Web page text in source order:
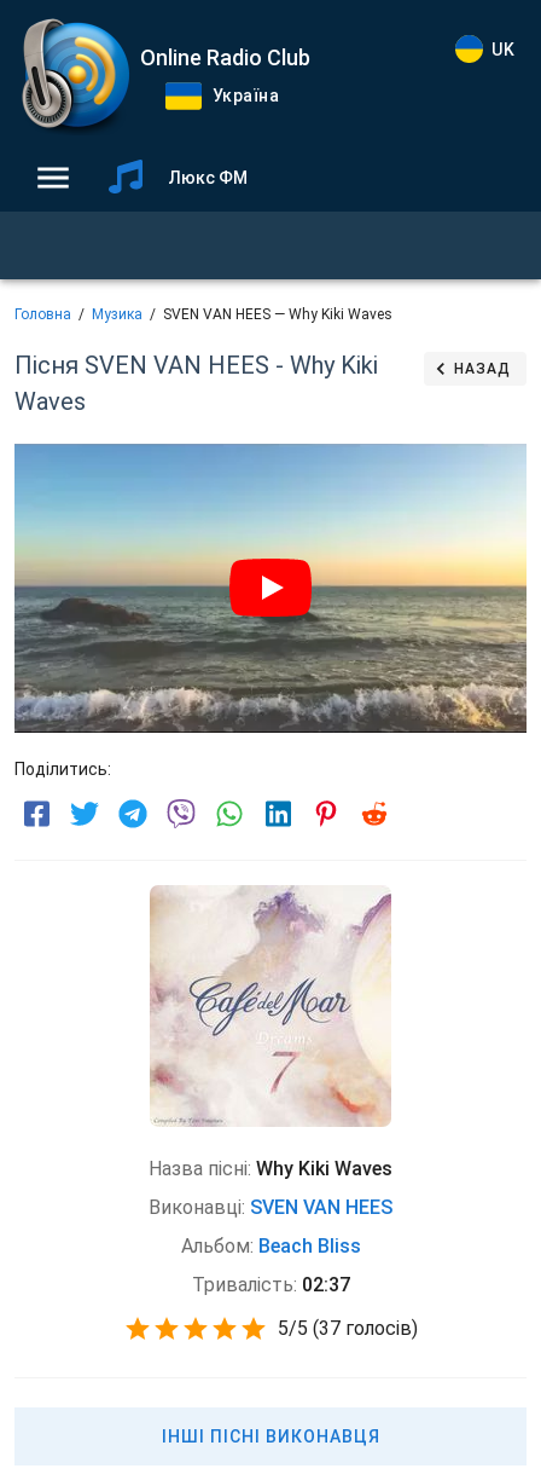
Online Radio Club
Україна
UK
Люкс ФМ
Головна Музика SVEN VAN HEES — Why Kiki Waves
Пісня SVEN VAN HEES - Why Kiki
Waves
НАЗАД
Поділитись:
Назва пісні: Why Kiki Waves
Виконавці: SVEN VAN HEES
Альбом: Beach Bliss
Тривалість: 02:37
5/5 (37 голосів)
ІНШІ ПІСНІ ВИКОНАВЦЯ